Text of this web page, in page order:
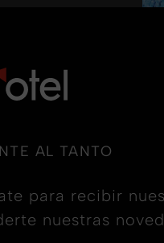
AL TANTO
para recibir
nuestras